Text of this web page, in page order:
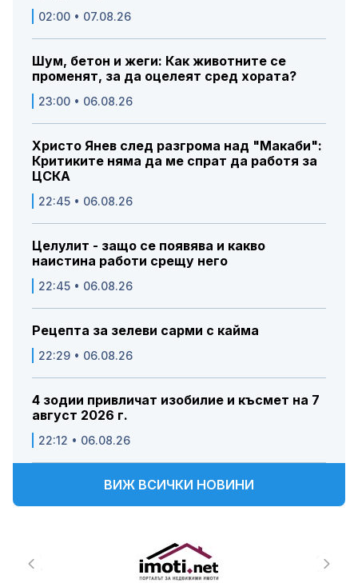
02:00 • 07.08.26
Шум, бетон и жеги: Как животните се
променят, за да оцелеят сред хората?
23:00 • 06.08.26
Христо Янев след разгрома над "Макаби":
Критиките няма да ме спрат да работя за
ЦСКА
22:45 • 06.08.26
Целулит - защо се появява и какво
наистина работи срещу него
22:45 • 06.08.26
Рецепта за зелеви сарми с кайма
22:29 • 06.08.26
4 зодии привличат изобилие и късмет на 7
август 2026 г.
22:12 • 06.08.26
ВИЖ ВСИЧКИ НОВИНИ